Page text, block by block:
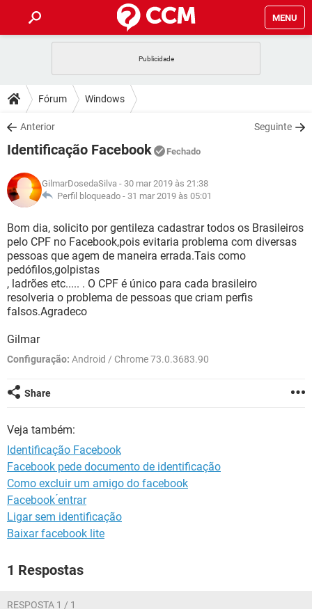
MENU
CELULAR
OUTLOOK
INSTAGRAM GMAIL
GUIA DE COMPRAS
DICAS
JOGOS
INSTAGRAM GMAIL
GUIA DE COMPRAS
DOWNLOADS
JOGOS WHATSAPP
CELULAR
OUTLOOK EXCEL
INSTAGRAM GMAIL
GUIA DE COMPRAS
JOGOS WHATSAPP
CELULAR
OUTLOOK EXCEL
INSTAGRAM GMAIL
GUIA DE COMPRAS
GLOSSÁRIO
JOGOS WHATSAPP
CELULAR FACEBOOK
OUTLOOK
INSTAGRAM
GUIA DE COMPRAS
Fórum Windows
Anterior Seguinte
Identificação Facebook Fechado
GilmarDosedaSilva - 30 mar 2019 às 21:38
Perfil bloqueado - 31 mar 2019 às 05:01
Bom dia, solicito por gentileza cadastrar todos os Brasileiros
pelo CPF no Facebook,pois evitaria problema com diversas
pessoas que agem de maneira errada.Tais como
pedófilos,golpistas
, ladrões etc..... . O CPF é único para cada brasileiro
resolveria o problema de pessoas que criam perfis
falsos.Agradeco
Gilmar
Configuração: Android / Chrome 73.0.3683.90
Share
Veja também:
Identificação Facebook
Facebook pede documento de identificação
Como excluir um amigo do facebook
Facebook ́entrar
Ligar sem identificação
Baixar facebook lite
1 Respostas
RESPOSTA 1 / 1